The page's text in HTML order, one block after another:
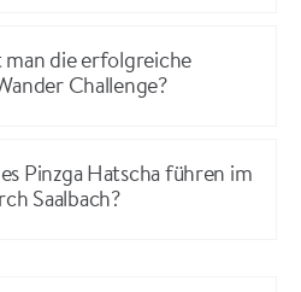
die erfolgreiche
Challenge?
Pinzga Hatscha führen im
Saalbach?